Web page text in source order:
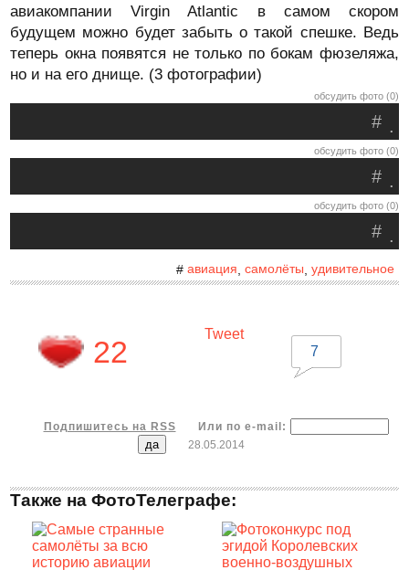
авиакомпании Virgin Atlantic в самом скором
будущем можно будет забыть о такой спешке. Ведь
теперь окна появятся не только по бокам фюзеляжа,
но и на его днище. (3 фотографии)
обсудить фото (0)
.
#
обсудить фото (0)
.
#
обсудить фото (0)
.
#
# авиация самолёты удивительное
22
Tweet
7
Подпишитесь на RSS
Или по e-mail:
28.05.2014
Также на ФотоТелеграфе: